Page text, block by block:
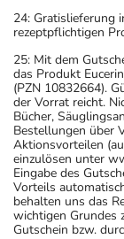
24: Gratislieferung
rezeptpflichtigen
25: Mit dem
das Produkt
(PZN 10832664).
der Vorrat reicht.
Bücher,
Bestellungen über
Aktionsvorteilen
einzulösen unter
Eingabe des
Vorteils
behalten uns das
wichtigen Grundes
Gutschein bzw.